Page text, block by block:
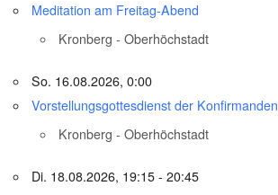
Meditation am Freitag-Abend
Kronberg - Oberhöchstadt
So. 16.08.2026, 0:00
Vorstellungsgottesdienst der Konfirmanden
Kronberg - Oberhöchstadt
Di. 18.08.2026, 19:15 - 20:45